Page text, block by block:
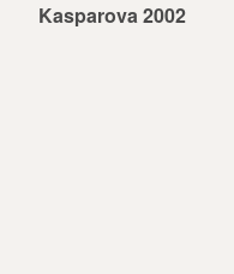
Kasparova 2002